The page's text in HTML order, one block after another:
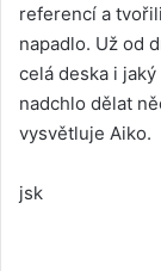
referencí a
napadlo. Už od
celá deska i
nadchlo dělat
vysvětluje Aiko.
jsk